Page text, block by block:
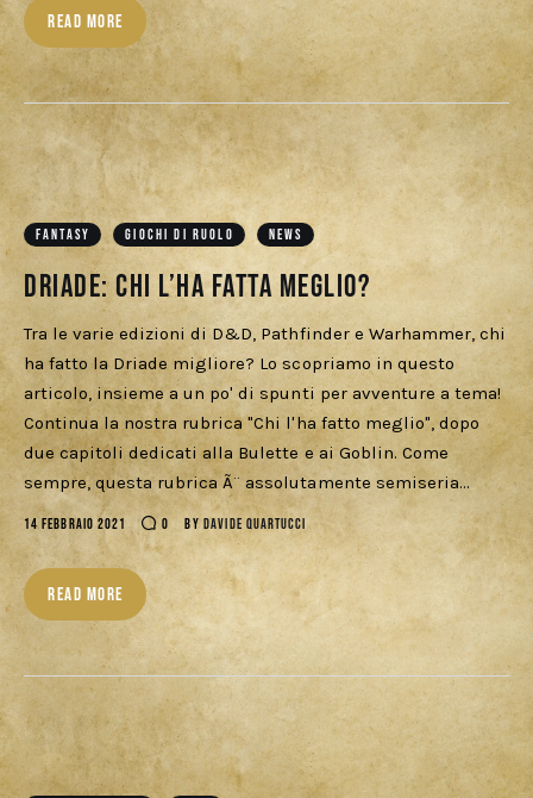
READ MORE
FANTASY GIOCHI DI RUOLO NEWS
Driade: chi l’ha fatta meglio?
Tra le varie edizioni di D&D, Pathfinder e Warhammer, chi
ha fatto la Driade migliore? Lo scopriamo in questo
articolo, insieme a un po' di spunti per avventure a tema!
Continua la nostra rubrica "Chi l'ha fatto meglio", dopo
due capitoli dedicati alla Bulette e ai Goblin. Come
sempre, questa rubrica Ã¨ assolutamente semiseria…
14 FEBBRAIO 2021 0 BY DAVIDE QUARTUCCI
READ MORE